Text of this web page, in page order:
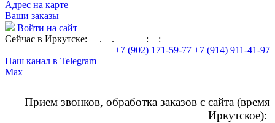
Адрес на карте
Ваши заказы
Войти на сайт
Сейчас в Иркутске:
__.__.____ __:__:__
+7 (902) 171-59-77 +7 (914) 911-41-97
Наш канал в Telegram
Max
Прием звонков, обработка заказов с сайта (время
Иркутское):